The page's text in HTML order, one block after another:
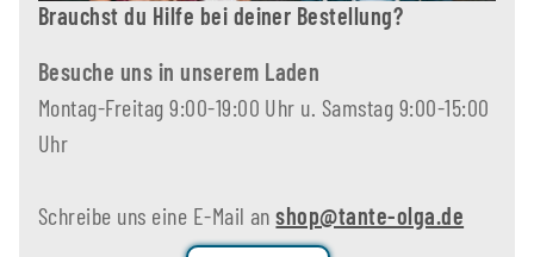
Brauchst du Hilfe bei deiner Bestellung?
Besuche uns in unserem Laden
Montag-Freitag 9:00-19:00 Uhr u. Samstag 9:00-15:00
Uhr
Schreibe uns eine E-Mail anshop@tante-olga.de